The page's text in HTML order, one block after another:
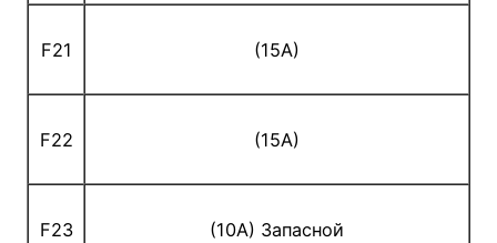
F21 (15A)
F22 (15A)
F23 (10A) Запасной